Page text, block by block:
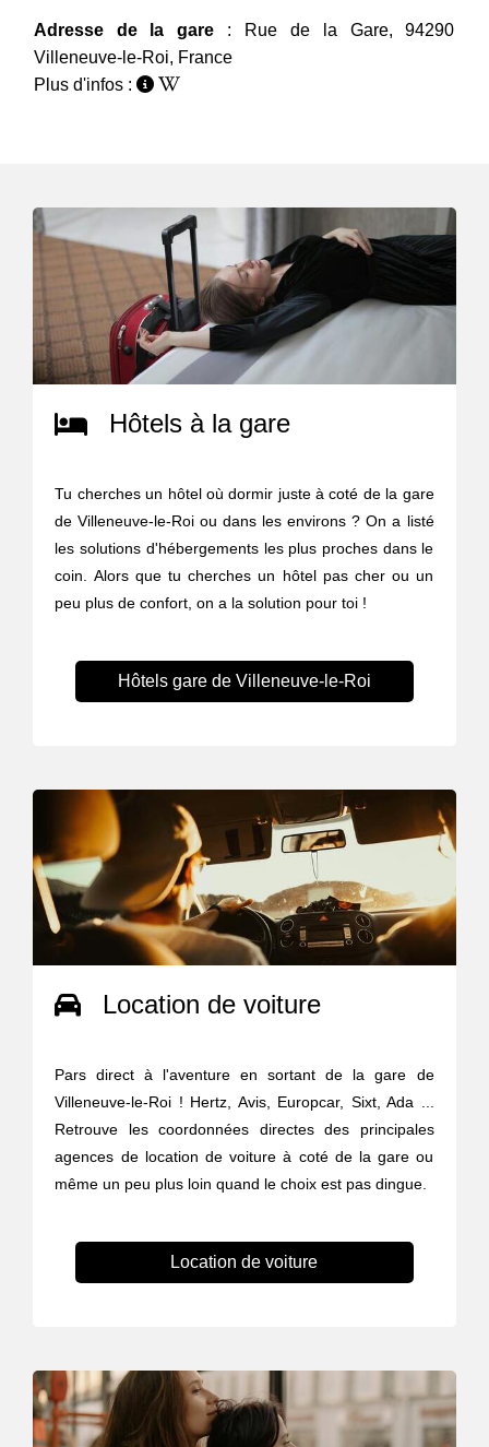
Adresse de la gare : Rue de la Gare, 94290
Villeneuve-le-Roi, France
Plus d'infos :
Hôtels à la gare
Tu cherches un hôtel où dormir juste à coté de la gare
de Villeneuve-le-Roi ou dans les environs ? On a listé
les solutions d'hébergements les plus proches dans le
coin. Alors que tu cherches un hôtel pas cher ou un
peu plus de confort, on a la solution pour toi !
Hôtels gare de Villeneuve-le-Roi
Location de voiture
Pars direct à l'aventure en sortant de la gare de
Villeneuve-le-Roi ! Hertz, Avis, Europcar, Sixt, Ada ...
Retrouve les coordonnées directes des principales
agences de location de voiture à coté de la gare ou
même un peu plus loin quand le choix est pas dingue.
Location de voiture